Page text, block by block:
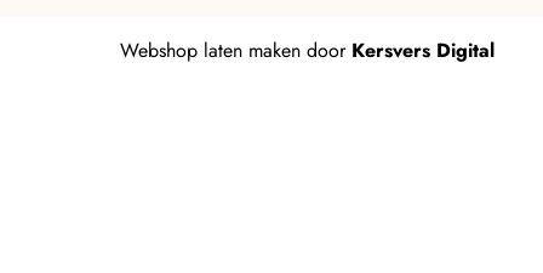
Webshop laten maken door Kersvers Digital